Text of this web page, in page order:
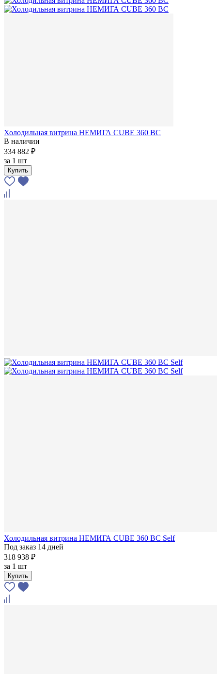
Холодильная витрина НЕМИГА CUBE 360 ВС
В наличии
334 882 ₽
за 1 шт
Купить
Холодильная витрина НЕМИГА CUBE 360 ВС Self
Под заказ 14 дней
318 938 ₽
за 1 шт
Купить